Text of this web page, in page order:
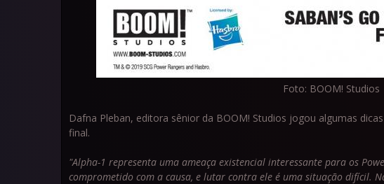
Foto: BOOM! Studios
Dafna Pleban, editora sênior da BOOM! Studios jogou algumas
final.
"Alpha-1 representa uma ameaça existencial interessante para os
comprometido com a causa, e lutar contra ele é uma situação difícil.